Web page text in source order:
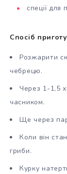
спеції для
Спосіб
Розжарити
чебрецю.
Через 1-1,5
часником.
Ще через
Коли він
гриби.
Курку